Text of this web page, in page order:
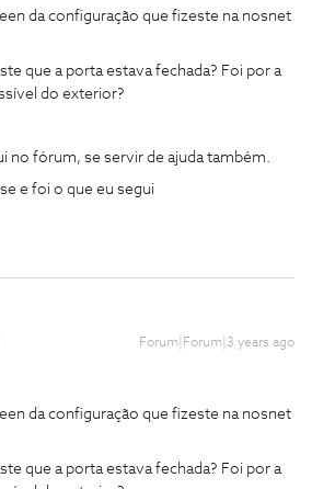
da configuração que fizeste na nosnet
que a porta estava fechada? Foi por a
do exterior?
no fórum, se servir de ajuda também.
e foi o que eu segui
Forum|Forum|3 years ago
da configuração que fizeste na nosnet
que a porta estava fechada? Foi por a